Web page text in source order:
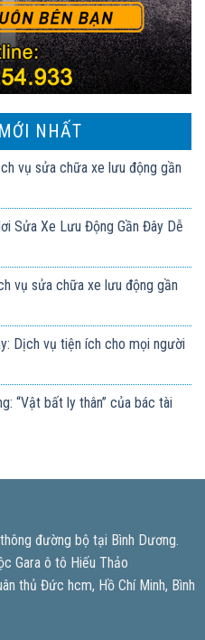
NHẤT
vụ sửa chữa xe lưu động gần
Sửa Xe Lưu Động Gần Đây Dễ
vụ sửa chữa xe lưu động gần
Dịch vụ tiện ích cho mọi người
“Vật bất ly thân” của bác tài
đường bộ tại Bình Dương.
Gara ô tô Hiếu Thảo
thủ Đức hcm, Hồ Chí Minh, Bình